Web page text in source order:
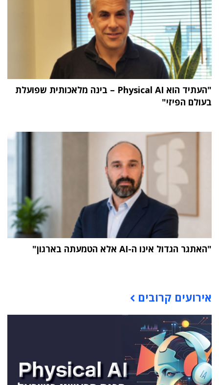
"העתיד הוא Physical AI – בינה מלאכותית שפועלת
בעולם הפיזי"
"האתגר הגדול אינו ה-AI אלא הטמעתה בארגון"
אירועים קרובים